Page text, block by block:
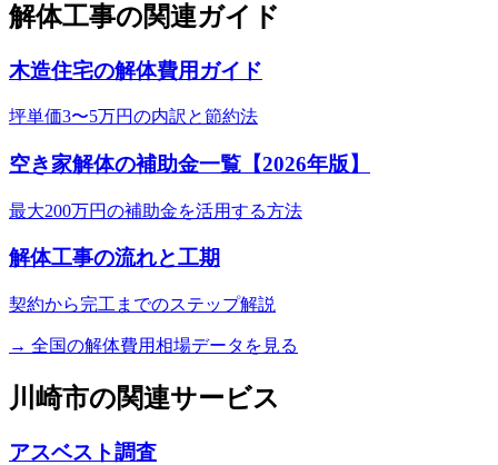
解体工事の関連ガイド
木造住宅の解体費用ガイド
坪単価3〜5万円の内訳と節約法
空き家解体の補助金一覧【2026年版】
最大200万円の補助金を活用する方法
解体工事の流れと工期
契約から完工までのステップ解説
→ 全国の解体費用相場データを見る
川崎市の関連サービス
アスベスト調査